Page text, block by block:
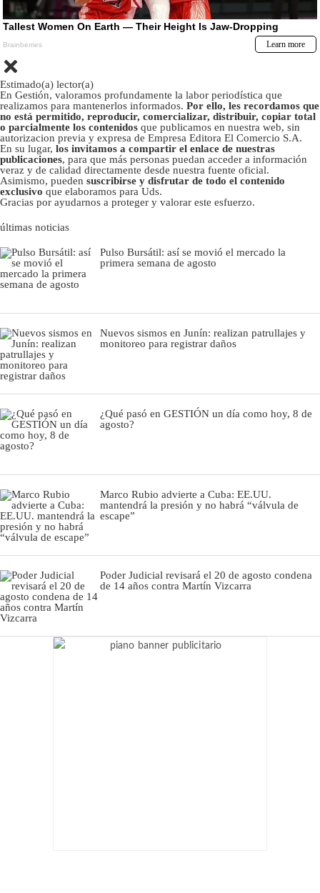
Estimado(a) lector(a)
En Gestión, valoramos profundamente la labor periodística que
realizamos para mantenerlos informados. Por ello, les recordamos que
no está permitido, reproducir, comercializar, distribuir, copiar total
o parcialmente los contenidos que publicamos en nuestra web, sin
autorizacion previa y expresa de Empresa Editora El Comercio S.A.
En su lugar, los invitamos a compartir el enlace de nuestras
publicaciones, para que más personas puedan acceder a información
veraz y de calidad directamente desde nuestra fuente oficial.
Asimismo, pueden suscribirse y disfrutar de todo el contenido
exclusivo que elaboramos para Uds.
Gracias por ayudarnos a proteger y valorar este esfuerzo.
últimas noticias
Pulso Bursátil: así se movió el mercado la
primera semana de agosto
Nuevos sismos en Junín: realizan patrullajes y
monitoreo para registrar daños
¿Qué pasó en GESTIÓN un día como hoy, 8 de
agosto?
Marco Rubio advierte a Cuba: EE.UU.
mantendrá la presión y no habrá “válvula de
escape”
Poder Judicial revisará el 20 de agosto condena
de 14 años contra Martín Vizcarra